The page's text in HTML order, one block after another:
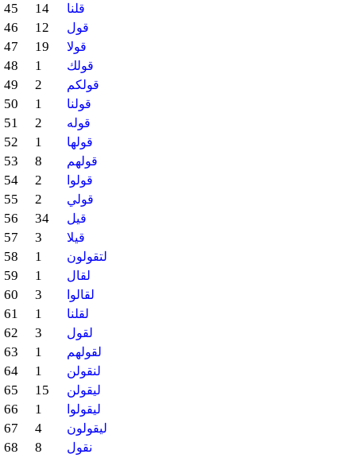
45 14 قلنا
46 12 قول
47 19 قولا
48 1 قولك
49 2 قولكم
50 1 قولنا
51 2 قوله
52 1 قولها
53 8 قولهم
54 2 قولوا
55 2 قولي
56 34 قيل
57 3 قيلا
58 1 لتقولون
59 1 لقال
60 3 لقالوا
61 1 لقلنا
62 3 لقول
63 1 لقولهم
64 1 لنقولن
65 15 ليقولن
66 1 ليقولوا
67 4 ليقولون
68 8 نقول